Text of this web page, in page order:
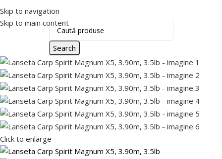
Skip to navigation
Skip to main content
Search
Click to enlarge